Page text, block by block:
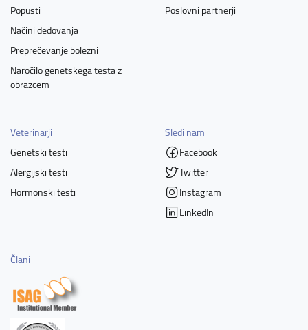
Popusti
Načini dedovanja
Preprečevanje bolezni
Naročilo genetskega testa z
obrazcem
Poslovni partnerji
Veterinarji
Genetski testi
Alergijski testi
Hormonski testi
Sledi nam
Facebook
Twitter
Instagram
LinkedIn
Člani